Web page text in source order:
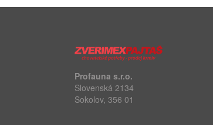
Profauna s.r.o.
Slovenská 2134
Sokolov, 356 01